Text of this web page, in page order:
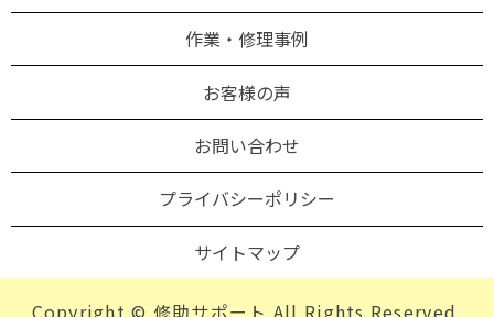
作業・修理事例
お客様の声
お問い合わせ
プライバシーポリシー
サイトマップ
Copyright © 修助サポート All Rights Reserved.